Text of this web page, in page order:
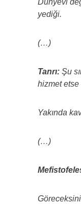
Dünyevi
yediği.
(…)
Tanrı: Şu
hizmet etse
Yakında
(…)